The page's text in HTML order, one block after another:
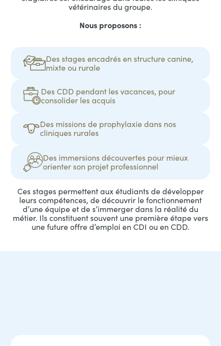
vétérinaires du groupe.
Nous proposons :
Des stages encadrés en structure canine,
mixte ou rurale
Des CDD pendant les vacances, pour
consolider les acquis
Des missions de prophylaxie dans nos
cliniques rurales
Des immersions découvertes pour mieux
orienter son projet professionnel
Ces stages permettent aux étudiants de développer
leurs compétences, de découvrir le fonctionnement
d’une équipe et de s’immerger dans la réalité du
métier. Ils constituent souvent une première étape vers
une future offre d’emploi en CDI ou en CDD.